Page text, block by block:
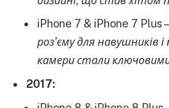
iPhone 7 & iPhone 7 Plus –
роз’єму для навушників і
камери стали
2017: